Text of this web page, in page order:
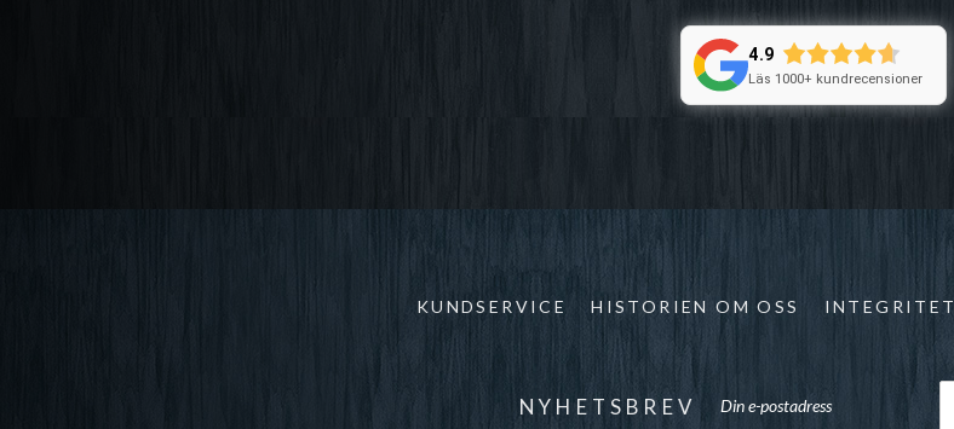
4.9
Läs 1000+ kundrecensioner
KUNDSERVICE HISTORIEN OM OSS INTEGRITET
NYHETSBREV